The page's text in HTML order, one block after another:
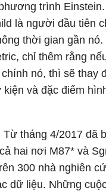
trình Einstein.
là người đầu tiên
thời gian gần
chỉ thêm rằng
nó, thì sẽ thay
và đặc điểm
Từ tháng 4/2017 đã
hai nơi M87* và
300 nhà nghiên
dữ liệu. Những